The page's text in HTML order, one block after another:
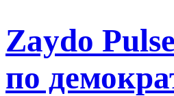
Zaydo
по